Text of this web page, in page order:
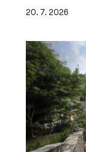
20. 7. 2026